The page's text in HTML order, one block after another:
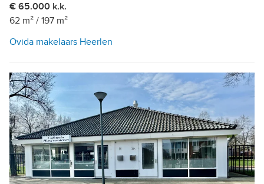
€ 65.000 k.k.
62 m² / 197 m²
Ovida makelaars Heerlen